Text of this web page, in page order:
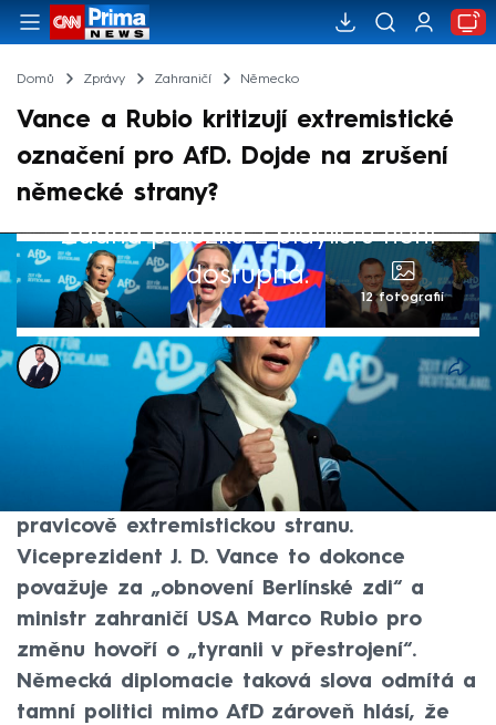
Domů Zprávy Zahraničí Německo
Vance a Rubio kritizují extremistické
označení pro AfD. Dojde na zrušení
německé strany?
Žádná položka z playlistu není
dostupná.
12 fotografií
Tomáš Kačmár
3. kvě 2025, 15:17
Americká administrativa se tvrdě opírá do
rozhodnutí německé civilní kontrarozvědky
označit Alternativu pro Německo (AfD) za
pravicově extremistickou stranu.
Viceprezident J. D. Vance to dokonce
považuje za „obnovení Berlínské zdi“ a
ministr zahraničí USA Marco Rubio pro
změnu hovoří o „tyranii v přestrojení“.
Německá diplomacie taková slova odmítá a
tamní politici mimo AfD zároveň hlásí, že